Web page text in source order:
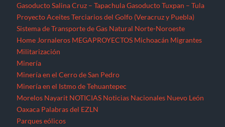
Gasoducto Salina Cruz – Tapachula Gasoducto Tuxpan – Tula
Proyecto Aceites Terciarios del Golfo (Veracruz y Puebla)
Sistema de Transporte de Gas Natural Norte-Noroeste
Home Jornaleros MEGAPROYECTOS Michoacán Migrantes
Militarización
Minería
Minería en el Cerro de San Pedro
Minería en el Istmo de Tehuantepec
Morelos Nayarit NOTICIAS Noticias Nacionales Nuevo León
Oaxaca Palabras del EZLN
Parques eólicos